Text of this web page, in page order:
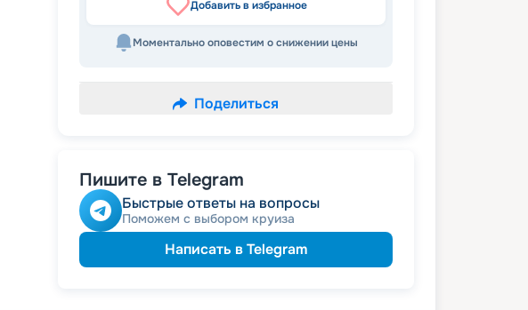
Добавить в избранное
Моментально оповестим о снижении цены
Поделиться
Пишите в Telegram
Быстрые ответы на вопросы
Поможем с выбором круиза
Написать в Telegram